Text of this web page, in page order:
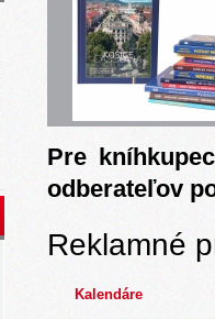
Pre
odberateľov
Reklamné
Kalendáre